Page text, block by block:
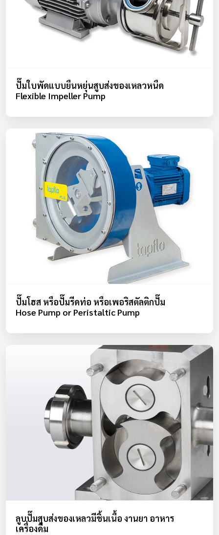
ปั๊มใบพัดแบบยืนหยุ่นสูบส่งของเหลวหนืด
Flexible Impeller Pump
ปั๊มโฮส หรือปั๊มรีดท่อ หรือเพอริสตัลติกปั๊ม
Hose Pump or Peristaltic Pump
ลูบปั๊มสูบส่งของเหลวมีชิ้นเนื้อ งานยา อาหาร
เครื่องดื่ม